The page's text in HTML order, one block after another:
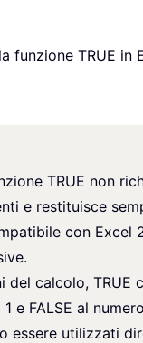
funzione TRUE in
TRUE non
e restituisce
con Excel
del calcolo, TRUE
1 e FALSE al
essere utilizzati